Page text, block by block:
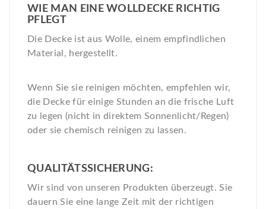
WIE MAN EINE WOLLDECKE RICHTIG
PFLEGT
Die Decke ist aus Wolle, einem empfindlichen
Material, hergestellt.
Wenn Sie sie reinigen möchten, empfehlen wir,
die Decke für einige Stunden an die frische Luft
zu legen (nicht in direktem Sonnenlicht/Regen)
oder sie chemisch reinigen zu lassen.
QUALITÄTSSICHERUNG:
Wir sind von unseren Produkten überzeugt. Sie
dauern Sie eine lange Zeit mit der richtigen